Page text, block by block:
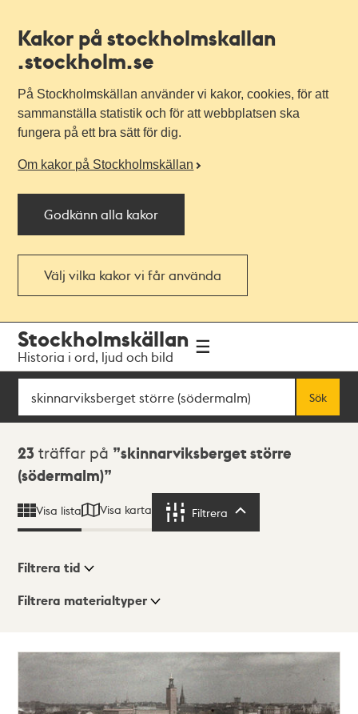
Kakor på stockholmskallan
.stockholm.se
På Stockholmskällan använder vi kakor, cookies, för att
sammanställa statistik och för att webbplatsen ska
fungera på ett bra sätt för dig.
Om kakor på Stockholmskällan
Godkänn alla kakor
Välj vilka kakor vi får använda
navigationen
huvudinnehållet
Stockholmskällan
Historia i ord, ljud och bild
Sök
Sök
Sökresultat
23 träffar på
skinnarviksberget större
(södermalm)
Visa lista Visa karta Filtrera
Visningsläge
Filtrera tid
Filtrera materialtyper
träffar